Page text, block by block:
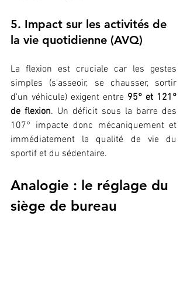
5. Impact sur les activités de
la vie quotidienne (AVQ)
La flexion est cruciale car les gestes
simples (s'asseoir, se chausser, sortir
d'un véhicule) exigent entre 95° et 121°
de flexion. Un déficit sous la barre des
107° impacte donc mécaniquement et
immédiatement la qualité de vie du
sportif et du sédentaire.
Analogie : le réglage du
siège de bureau